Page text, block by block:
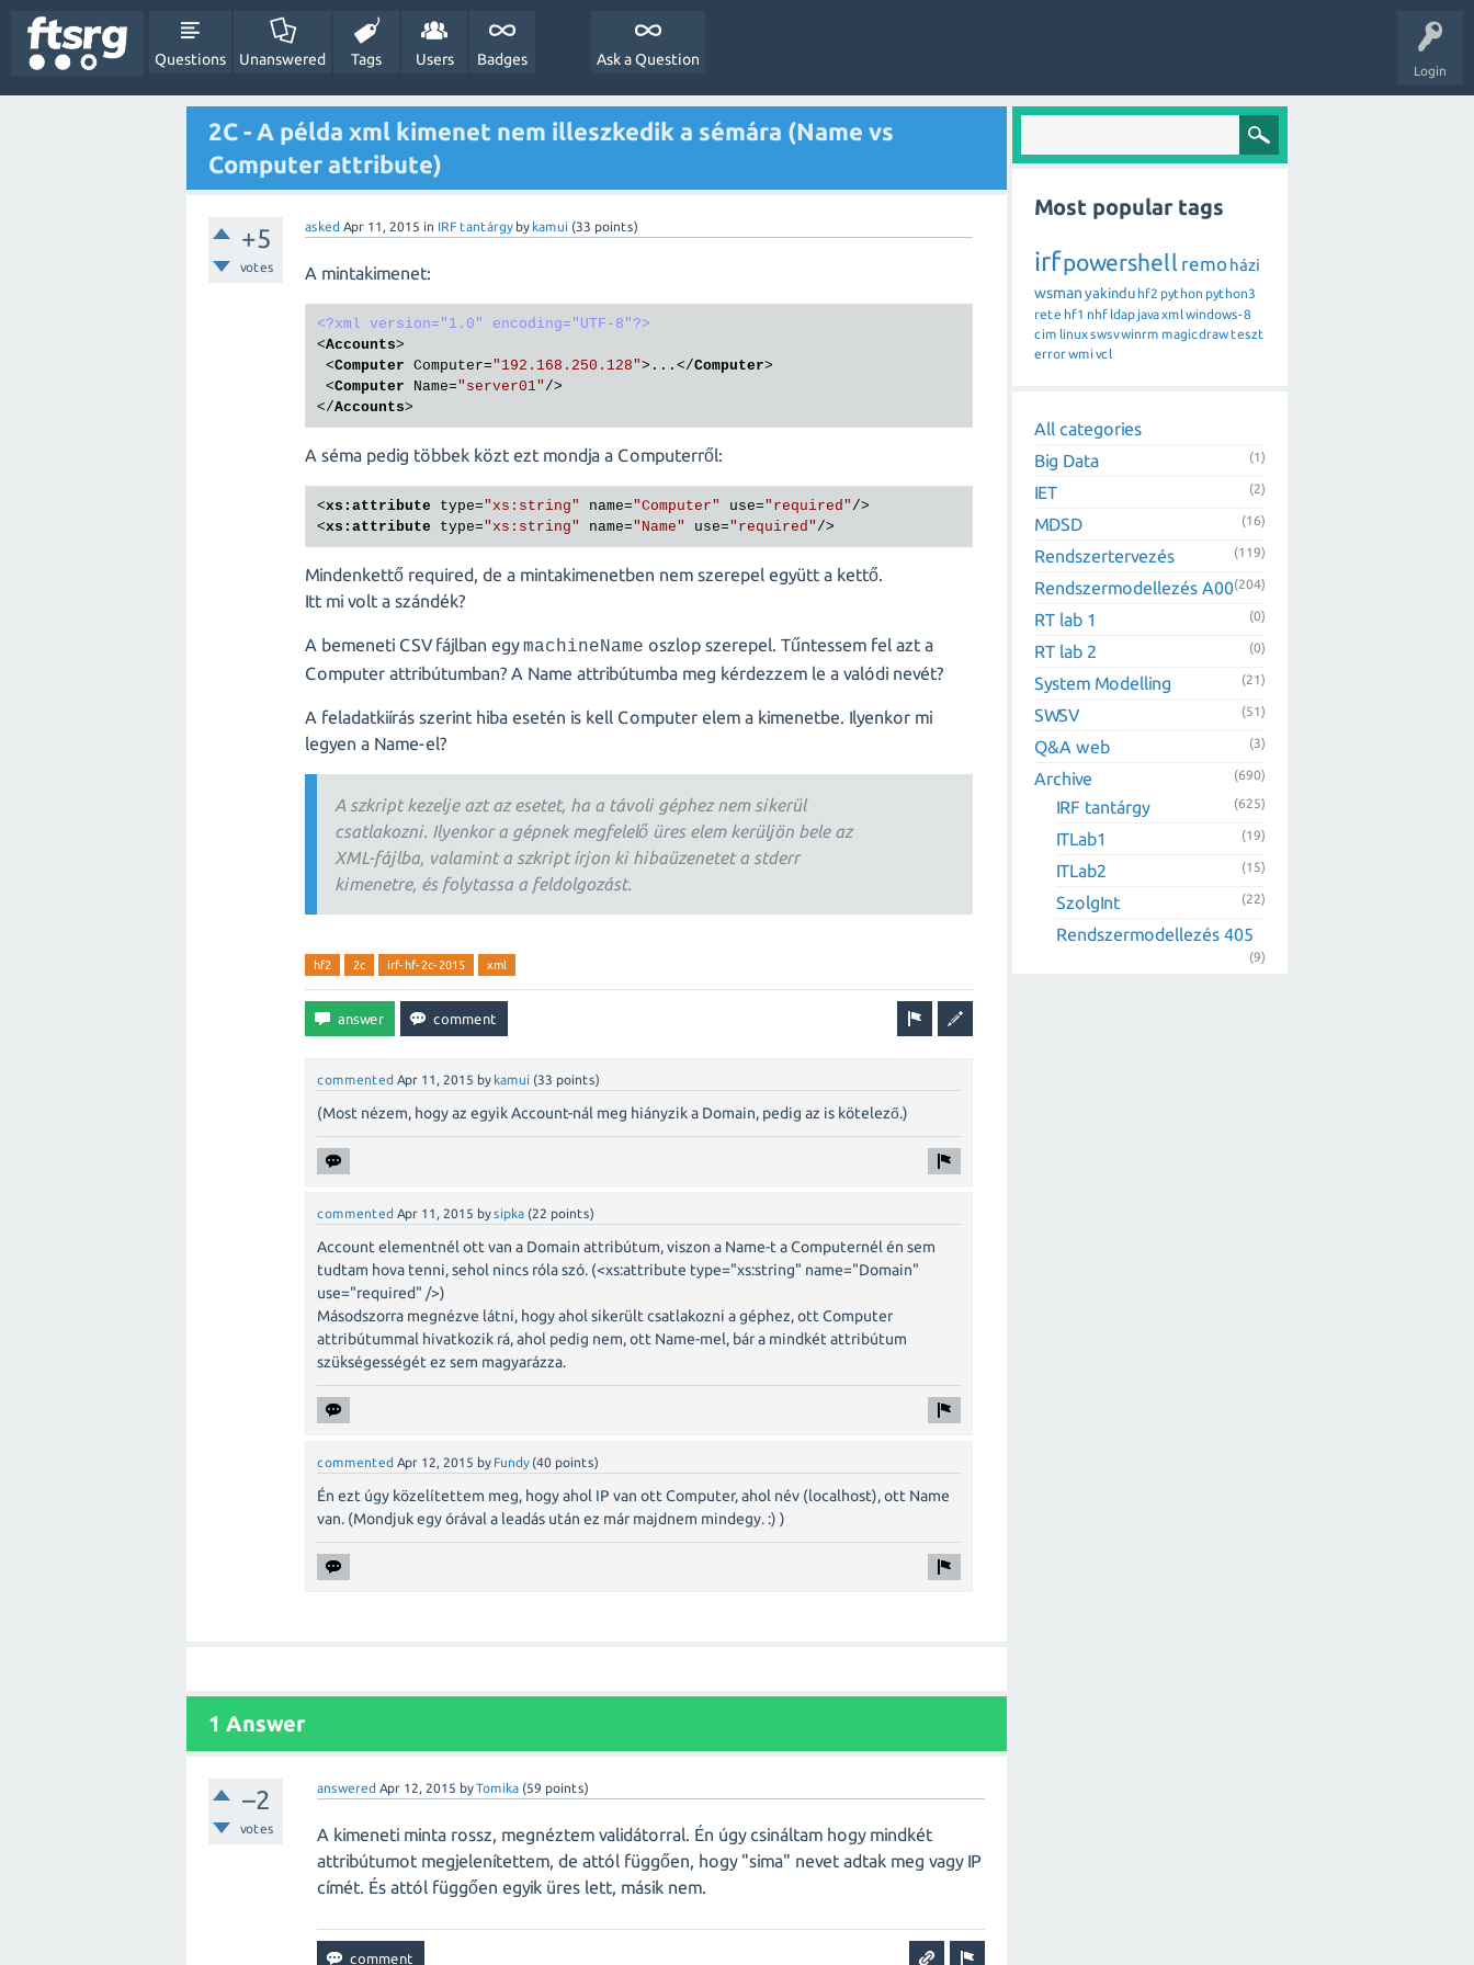
Login
Questions Unanswered Tags Users Badges Ask a Question
2C - A példa xml kimenet nem illeszkedik a sémára (Name vs
Computer attribute)
+5
votes
asked Apr 11, 2015 in IRF tantárgy by kamui (33 points)
A mintakimenet:
<?xml version="1.0" encoding="UTF-8"?>
<Accounts>
<Computer Computer="192.168.250.128"> ... </Computer>
<Computer Name="server01" />
</Accounts>
A séma pedig többek közt ezt mondja a Computerről:
<xs:attribute type="xs:string" name="Computer" use="required" />
<xs:attribute type="xs:string" name="Name" use="required" />
Mindenkettő required, de a mintakimenetben nem szerepel együtt a kettő.
Itt mi volt a szándék?
A bemeneti CSV fájlban egymachineName oszlop szerepel. Tűntessem fel azt a
Computer attribútumban? A Name attribútumba meg kérdezzem le a valódi nevét?
A feladatkiírás szerint hiba esetén is kell Computer elem a kimenetbe. Ilyenkor mi
legyen a Name-el?
A szkript kezelje azt az esetet, ha a távoli géphez nem sikerül
csatlakozni. Ilyenkor a gépnek megfelelő üres elem kerüljön bele az
XML-fájlba, valamint a szkript írjon ki hibaüzenetet a stderr
kimenetre, és folytassa a feldolgozást.
hf2 2c irf-hf-2c-2015 xml
commented Apr 11, 2015 by kamui (33 points)
(Most nézem, hogy az egyik Account-nál meg hiányzik a Domain, pedig az is kötelező.)
commented Apr 11, 2015 bysipka (22 points)
Account elementnél ott van a Domain attribútum, viszon a Name-t a Computernél én sem
tudtam hova tenni, sehol nincs róla szó. (<xs:attribute type="xs:string" name="Domain"
use="required" />)
Másodszorra megnézve látni, hogy ahol sikerült csatlakozni a géphez, ott Computer
attribútummal hivatkozik rá, ahol pedig nem, ott Name-mel, bár a mindkét attribútum
szükségességét ez sem magyarázza.
commented Apr 12, 2015 by Fundy (40 points)
Én ezt úgy közelítettem meg, hogy ahol IP van ott Computer, ahol név (localhost), ott Name
van. (Mondjuk egy órával a leadás után ez már majdnem mindegy. :) )
1 Answer
–2
votes
answered Apr 12, 2015 byTomika (59 points)
A kimeneti minta rossz, megnéztem validátorral. Én úgy csináltam hogy mindkét
attribútumot megjelenítettem, de attól függően, hogy "sima" nevet adtak meg vagy IP
címét. És attól függően egyik üres lett, másik nem.
Most popular tags
irfpowershell remoházi
wsman yakindu hf2 python python3
rete hf1 nhf ldap javaxml windows-8
cim linuxswsvwinrm magicdrawteszt
errorwmi vcl
All categories
Big Data
(1)
IET (2)
MDSD (16)
Rendszertervezés (119)
Rendszermodellezés A00(204)
RT lab 1 (0)
RT lab 2 (0)
System Modelling (21)
SWSV (51)
Q&A web (3)
Archive (690)
IRF tantárgy (625)
ITLab1 (19)
ITLab2 (15)
SzolgInt (22)
Rendszermodellezés 405
(9)